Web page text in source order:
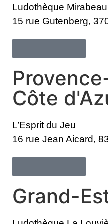
Ludothèque Mirabeau
15 rue Gutenberg,
Côte
L’Esprit du Jeu
16 rue Jean Aicard,
Grand-